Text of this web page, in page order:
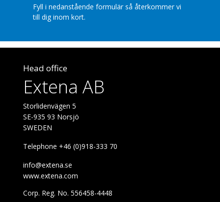
Fyll i nedanstående formulär så återkommer vi
till dig inom kort.
Head office
Extena AB
Storlidenvägen 5
SE-935 93 Norsjö
SWEDEN
Telephone +46 (0)918-333 70
info@extena.se
www.extena.com
Corp. Reg. No. 556458-4448